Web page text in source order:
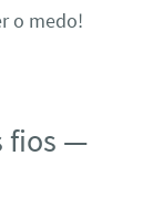
o medo!
fios —